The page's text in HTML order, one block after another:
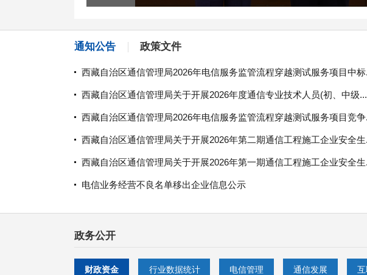
通知公告 政策文件
西藏自治区通信管理局2026年电信服务监管流程穿越测试服务项目中标
西藏自治区通信管理局关于开展2026年度通信专业技术人员(初、中级...
西藏自治区通信管理局2026年电信服务监管流程穿越测试服务项目竞争
西藏自治区通信管理局关于开展2026年第二期通信工程施工企业安全生
西藏自治区通信管理局关于开展2026年第一期通信工程施工企业安全生
电信业务经营不良名单移出企业信息公示
政务公开
财政资金 行业数据统计 电信管理 通信发展